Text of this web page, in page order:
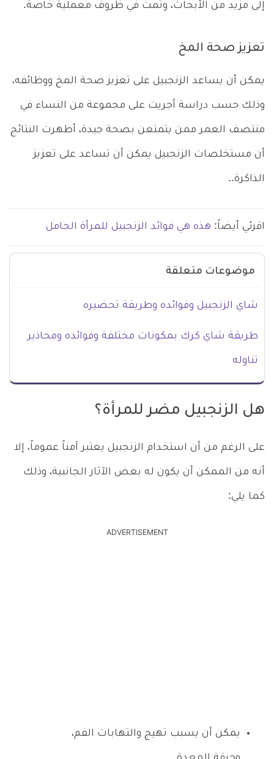
إلى مزيد من الأبحاث، وتمت في ظروف معملية خاصة.
تعزيز صحة المخ
يمكن أن يساعد الزنجبيل على تعزيز صحة المخ ووظائفه،
وذلك حسب دراسة أجريت على مجموعة من النساء في
منتصف العمر ممن يتمتعن بصحة جيدة، أظهرت النتائج
أن مستخلصات الزنجبيل يمكن أن تساعد على تعزيز
الذاكرة..
اقرئي أيضاً: هذه هي فوائد الزنجبيل للمرأة الحامل
موضوعات متعلقة
شاي الزنجبيل وفوائده وطريقة تحضيره
طريقة شاي كرك بمكونات مختلفة وفوائده ومحاذير
تناوله
هل الزنجبيل مضر للمرأة؟
على الرغم من أن استخدام الزنجبيل يعتبر آمناً عموماً، إلا
أنه من الممكن أن يكون له بعض الآثار الجانبية، وذلك
كما يلي:
ADVERTISEMENT
يمكن أن يسبب تهيج والتهابات الفم،